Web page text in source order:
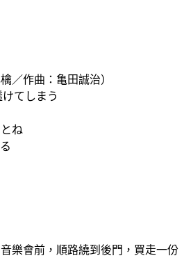
／作曲：亀田誠治）
てしまう
ね
樂會前，順路繞到後門，買走一份